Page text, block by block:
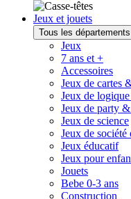
Jeux et jouets
Tous les départements
Jeux
7 ans et +
Accessoires
Jeux de cartes
Jeux de
Jeux de party
Jeux de science
Jeux de
Jeux éducatif
Jeux pour
Jouets
Bebe 0-3 ans
Construction